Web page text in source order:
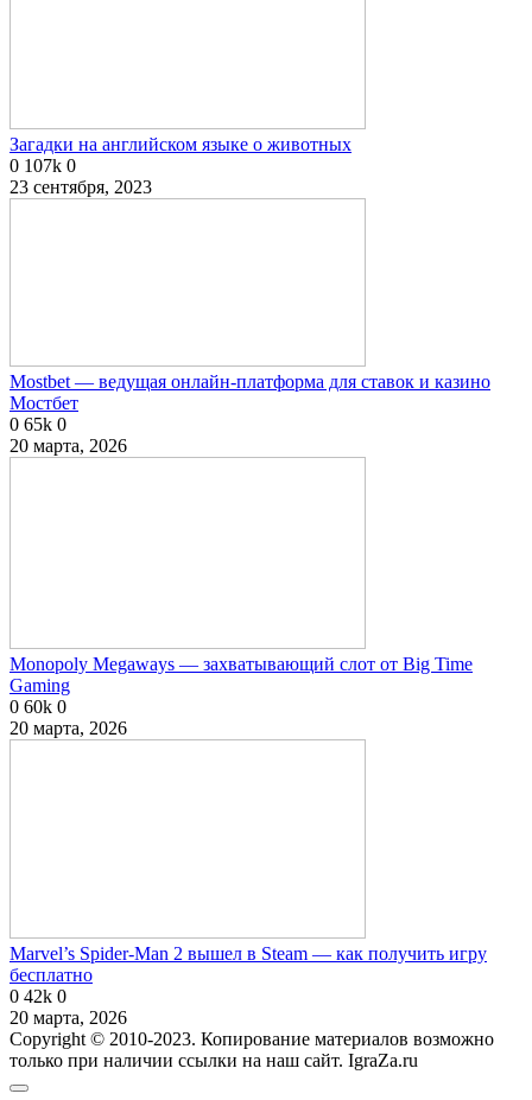
Загадки на английском языке о животных
0 107k 0
23 сентября, 2023
Mostbet — ведущая онлайн-платформа для ставок и казино
Мостбет
0 65k 0
20 марта, 2026
Monopoly Megaways — захватывающий слот от Big Time
Gaming
0 60k 0
20 марта, 2026
Marvel’s Spider-Man 2 вышел в Steam — как получить игру
бесплатно
0 42k 0
20 марта, 2026
Copyright © 2010-2023. Копирование материалов возможно
только при наличии ссылки на наш сайт. IgraZa.ru